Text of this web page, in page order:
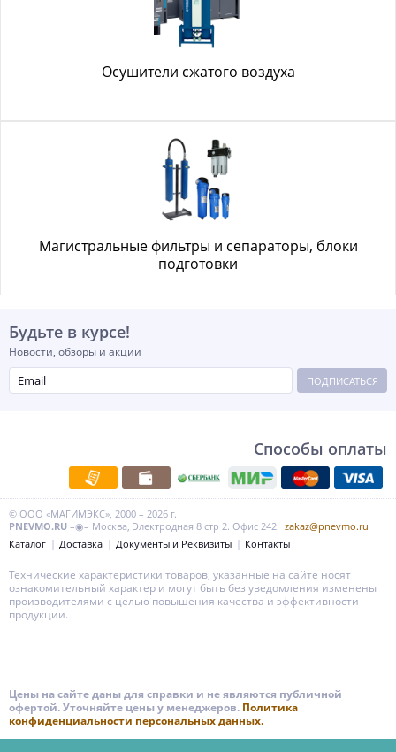
Осушители сжатого воздуха
Магистральные фильтры и сепараторы, блоки
подготовки
Будьте в курсе!
Новости, обзоры и акции
ПОДПИСАТЬСЯ
Способы оплаты
© ООО «МАГИМЭКС», 2000 – 2026 г.
PNEVMO.RU –◉– Москва, Электродная 8 стр 2. Офис 242. zakaz@pnevmo.ru
Каталог
Доставка Документы и Реквизиты Контакты
Технические характеристики товаров, указанные на сайте носят
ознакомительный характер и могут быть без уведомления изменены
производителями с целью повышения качества и эффективности
продукции.
Цены на сайте даны для справки и не являются публичной
офертой. Уточняйте цены у менеджеров. Политика
конфиденциальности персональных данных.